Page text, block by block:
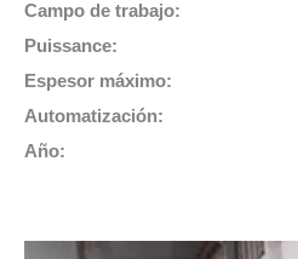
Campo de trabajo:
Puissance:
Espesor máximo:
Automatización:
Año: